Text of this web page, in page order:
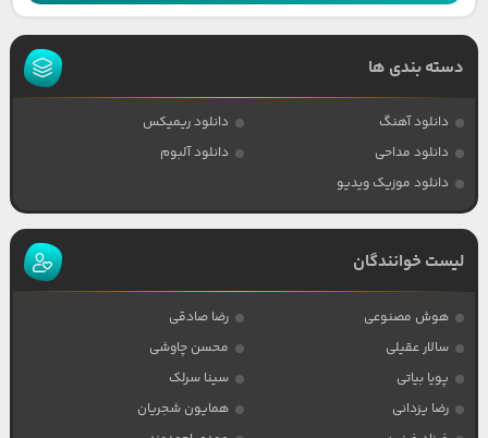
دسته بندی ها
دانلود آهنگ
دانلود ریمیکس
دانلود مداحی
دانلود آلبوم
دانلود موزیک ویدیو
لیست خوانندگان
هوش مصنوعی
رضا صادقی
سالار عقیلی
محسن چاوشی
پویا بیاتی
سینا سرلک
رضا یزدانی
همایون شجریان